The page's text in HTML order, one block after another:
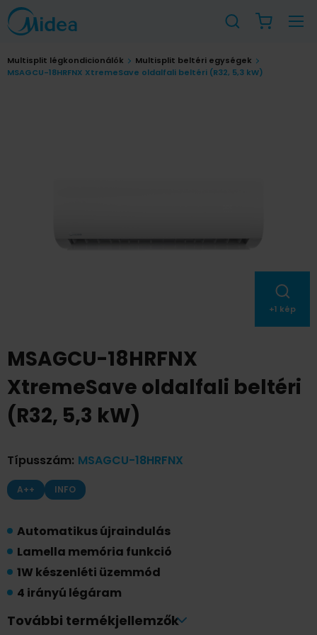
Multisplit légkondicionálók
Multisplit beltéri egységek
MSAGCU-18HRFNX XtremeSave oldalfali beltéri (R32, 5,3 kW)
+1 kép
MSAGCU-18HRFNX
XtremeSave oldalfali beltéri
(R32, 5,3 kW)
Típusszám: MSAGCU-18HRFNX
A++ INFO
Automatikus újraindulás
Lamella memória funkció
1W készenléti üzemmód
4 irányú légáram
Turbo üzemmód
További termékjellemzők